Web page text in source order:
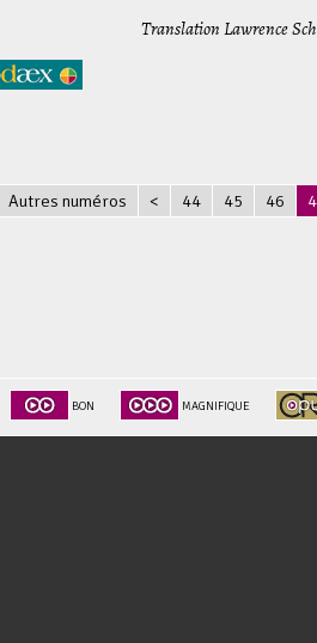
Translation Lawrence
Autres numéros < 44 45 46
BON MAGNIFIQUE